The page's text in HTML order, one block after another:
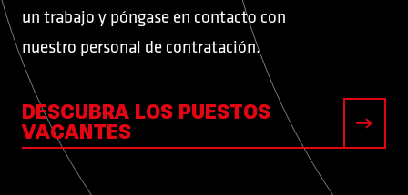
un trabajo y póngase en contacto con
nuestro personal de contratación.
DESCUBRA LOS PUESTOS
VACANTES